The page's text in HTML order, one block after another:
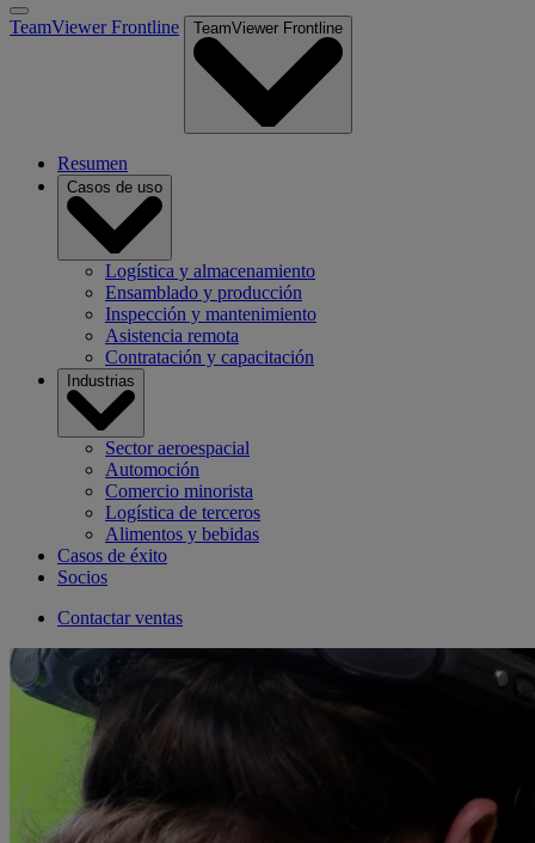
TeamViewer Frontline TeamViewer Frontline
Resumen
Casos de uso
Logística y almacenamiento
Ensamblado y producción
Inspección y mantenimiento
Asistencia remota
Contratación y capacitación
Industrias
Sector aeroespacial
Automoción
Comercio minorista
Logística de terceros
Alimentos y bebidas
Casos de éxito
Socios
Contactar ventas